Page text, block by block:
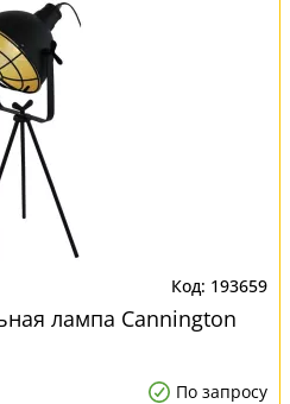
193659
лампа Cannington
По запросу